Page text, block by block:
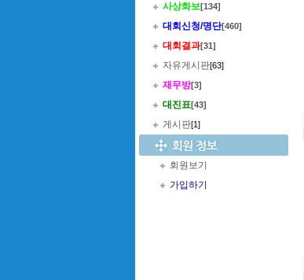
사상화보[134]
대회신청/명단[460]
대회결과[31]
자유게시판[63]
재무방[3]
대진표[43]
게시판[1]
회원보기
가입하기